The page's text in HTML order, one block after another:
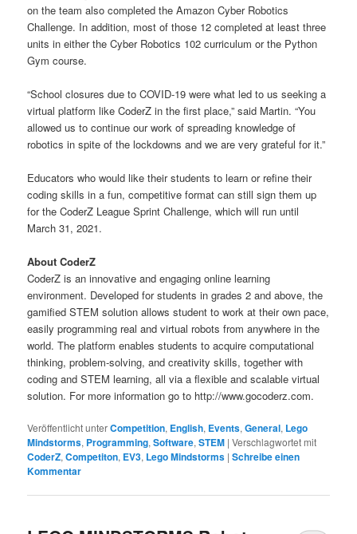
on the team also completed the Amazon Cyber Robotics
Challenge. In addition, most of those 12 completed at least three
units in either the Cyber Robotics 102 curriculum or the Python
Gym course.
“School closures due to COVID-19 were what led to us seeking a
virtual platform like CoderZ in the first place,” said Martin. “You
allowed us to continue our work of spreading knowledge of
robotics in spite of the lockdowns and we are very grateful for it.”
Educators who would like their students to learn or refine their
coding skills in a fun, competitive format can still sign them up
for the CoderZ League Sprint Challenge, which will run until
March 31, 2021.
About CoderZ
CoderZ is an innovative and engaging online learning
environment. Developed for students in grades 2 and above, the
gamified STEM solution allows student to work at their own pace,
easily programming real and virtual robots from anywhere in the
world. The platform enables students to acquire computational
thinking, problem-solving, and creativity skills, together with
coding and STEM learning, all via a flexible and scalable virtual
solution. For more information go to http://www.gocoderz.com.
Veröffentlicht unterCompetition, English, Events,General, Lego
Mindstorms, Programming,Software,STEM |Verschlagwortet mit
CoderZ,Competiton, EV3, Lego Mindstorms |Schreibe einen
Kommentar